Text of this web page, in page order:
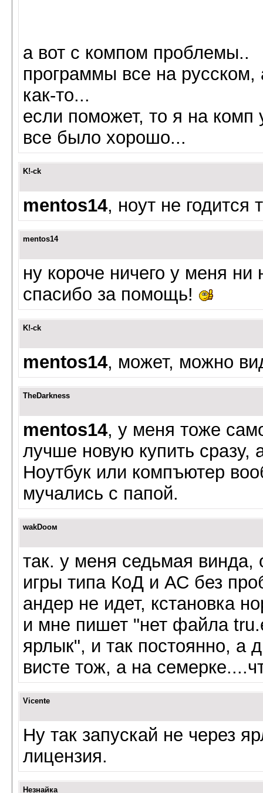
а вот с компом проблемы..
программы все на русском,
как-то...
если поможет, то я на комп
все было хорошо...
K!-ck
mentos14, ноут не годится
mentos14
ну короче ничего у меня ни
спасибо за помощь!
K!-ck
mentos14, может, можно
TheDarkness
mentos14, у меня тоже
лучше новую купить сразу,
Ноутбук или компъютер
мучались с папой.
wаkDоом
так. у меня седьмая винда,
игры типа КоД и АС без
андер не идет, кстановка
и мне пишет "нет файла
ярлык", и так постоянно, а
висте тож, а на
Vicente
Ну так запускай не через
лицензия.
Незнайка